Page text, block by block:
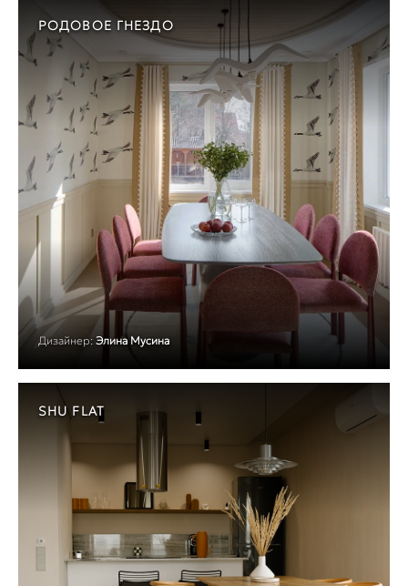
РОДОВОЕ ГНЕЗДО
Дизайнер: Элина Мусина
SHU FLAT